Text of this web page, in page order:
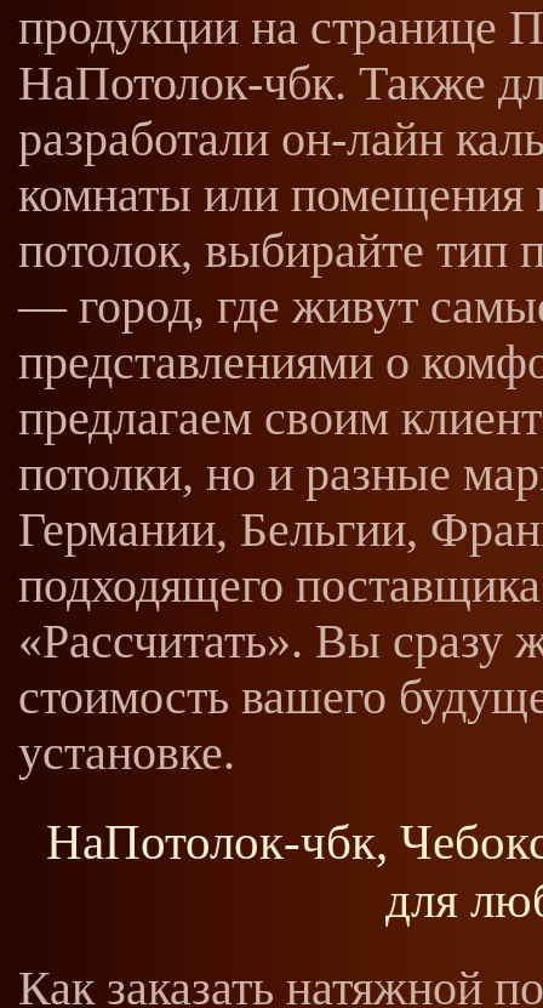
продукции на странице
НаПотолок-чбк. Также
разработали он-лайн
комнаты или помещения
потолок, выбирайте тип
— город, где живут
представлениями о
предлагаем своим
потолки, но и разные
Германии, Бельгии,
подходящего
«Рассчитать». Вы сразу
стоимость вашего
установке.
НаПотолок-чбк,
для
Как заказать натяжной